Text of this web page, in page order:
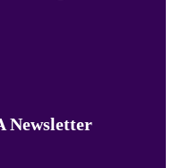
Newsletter